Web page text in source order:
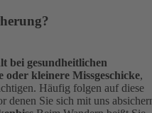
bei gesundheitlichen
kleinere Missgeschicke,
Häufig folgen auf diese
denen Sie sich mit uns